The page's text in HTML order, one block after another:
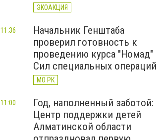
ЭКОАКЦИЯ
Начальник Генштаба
проверил готовность к
проведению курса "Номад"
Сил специальных операций
МО РК
11:36
Год, наполненный заботой:
Центр поддержки детей
Алматинской области
11:00